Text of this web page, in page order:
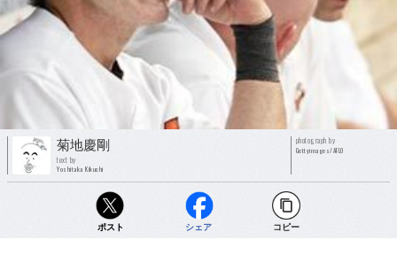
菊地慶剛
text by
Yoshitaka Kikuchi
photograph by
Gettyimages/AFLO
ポスト シェア コピー